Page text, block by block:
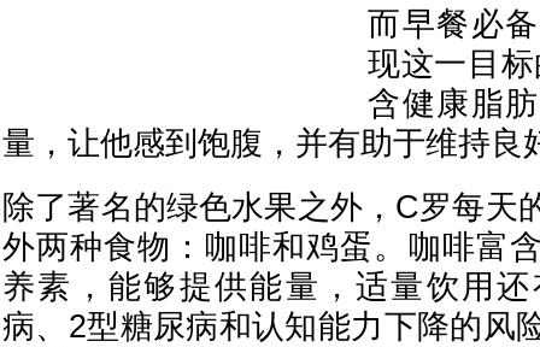
而早餐必
现这一目
含健康脂
量，让他感到饱腹，并有助于维持良
除了著名的绿色水果之外，C罗每天
外两种食物：咖啡和鸡蛋。咖啡富
养素，能够提供能量，适量饮用
病、2型糖尿病和认知能力下降的风